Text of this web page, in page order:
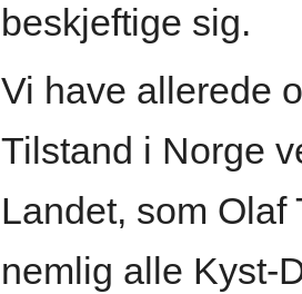
beskjeftige sig.
Vi have allerede
Tilstand i Norge
Landet, som
nemlig alle Kyst-